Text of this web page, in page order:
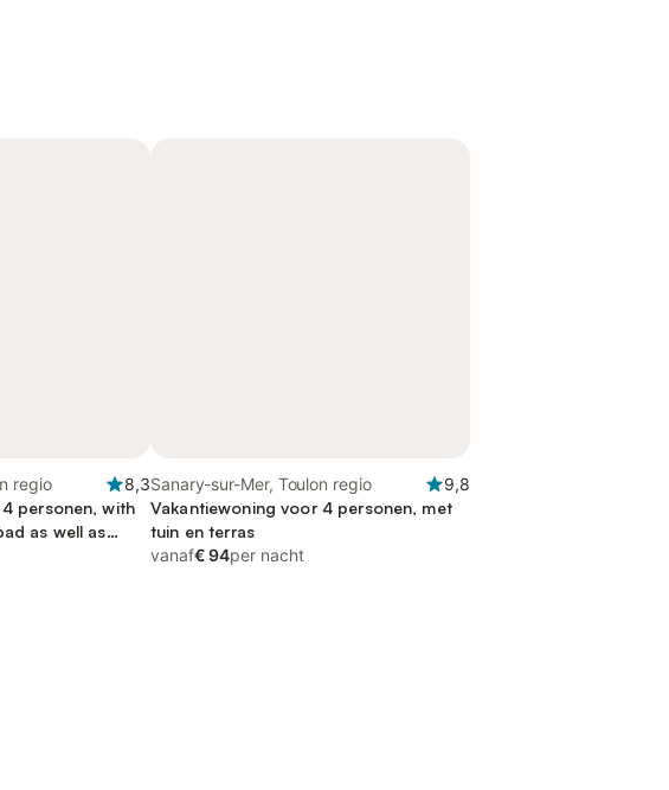
regio
8,3
personen, with
as well as
Sanary-sur-Mer, Toulon regio
9,8
Vakantiewoning voor 4 personen, met
tuin en terras
vanaf€ 94per nacht